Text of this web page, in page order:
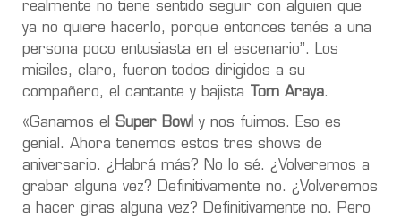
realmente no tiene sentido seguir con alguien que
ya no quiere hacerlo, porque entonces tenés a una
persona poco entusiasta en el escenario”. Los
misiles, claro, fueron todos dirigidos a su
compañero, el cantante y bajista
Tom Araya.
«Ganamos el Super Bowl y nos fuimos. Eso es
genial. Ahora tenemos estos tres shows de
aniversario. ¿Habrá más? No lo sé. ¿Volveremos a
grabar alguna vez? Definitivamente no. ¿Volveremos
a hacer giras alguna vez? Definitivamente no. Pero